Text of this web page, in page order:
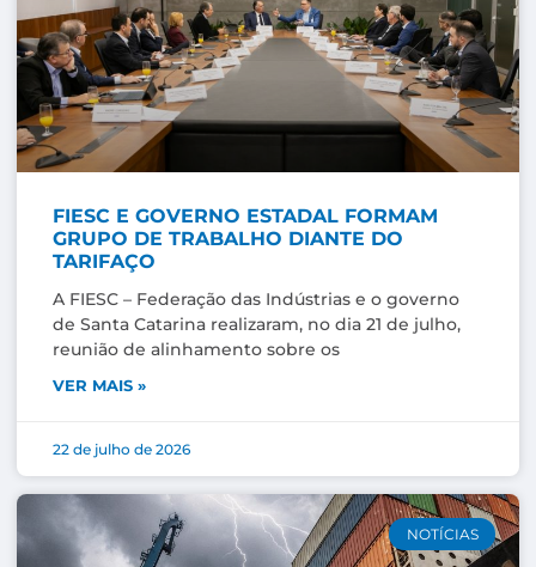
FIESC E GOVERNO ESTADAL FORMAM
GRUPO DE TRABALHO DIANTE DO
TARIFAÇO
A FIESC – Federação das Indústrias e o governo
de Santa Catarina realizaram, no dia 21 de julho,
reunião de alinhamento sobre os
VER MAIS »
22 de julho de 2026
NOTÍCIAS